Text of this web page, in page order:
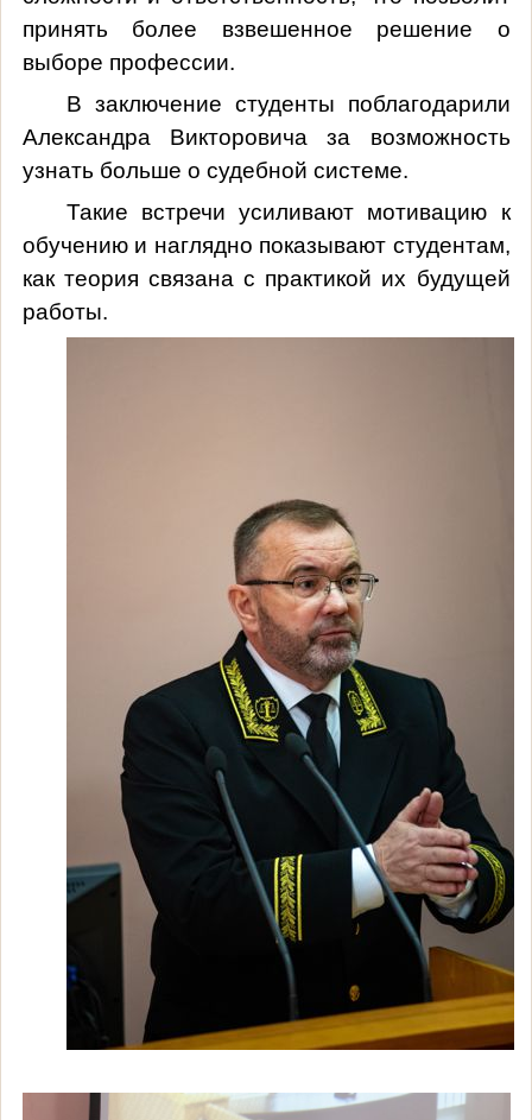
принять более взвешенное решение о
выборе профессии.
В заключение студенты поблагодарили
Александра Викторовича за возможность
узнать больше о судебной системе.
Такие встречи усиливают мотивацию к
обучению и наглядно показывают студентам,
как теория связана с практикой их будущей
работы.